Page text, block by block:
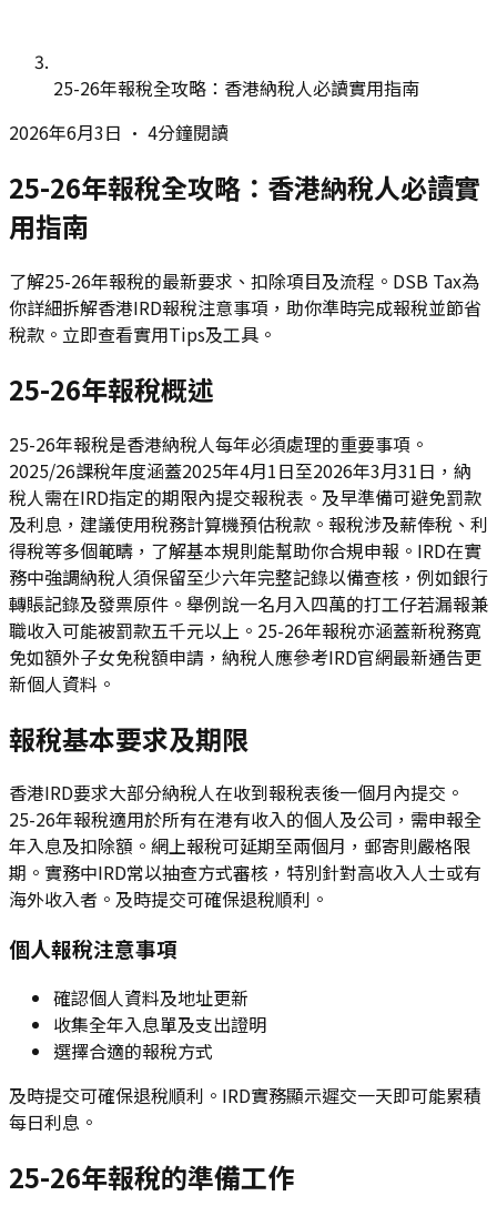
25-26年報稅全攻略：香港納稅人必讀實用指南
2026年6月3日 • 4分鐘閱讀
25-26年報稅全攻略：香港納稅人必讀實
用指南
了解25-26年報稅的最新要求、扣除項目及流程。DSB Tax為
你詳細拆解香港IRD報稅注意事項，助你準時完成報稅並節省
稅款。立即查看實用Tips及工具。
25-26年報稅概述
25-26年報稅是香港納稅人每年必須處理的重要事項。
2025/26課稅年度涵蓋2025年4月1日至2026年3月31日，納
稅人需在IRD指定的期限內提交報稅表。及早準備可避免罰款
及利息，建議使用稅務計算機預估稅款。報稅涉及薪俸稅、利
得稅等多個範疇，了解基本規則能幫助你合規申報。IRD在實
務中強調納稅人須保留至少六年完整記錄以備查核，例如銀行
轉賬記錄及發票原件。舉例說一名月入四萬的打工仔若漏報兼
職收入可能被罰款五千元以上。25-26年報稅亦涵蓋新稅務寬
免如額外子女免稅額申請，納稅人應參考IRD官網最新通告更
新個人資料。
報稅基本要求及期限
香港IRD要求大部分納稅人在收到報稅表後一個月內提交。
25-26年報稅適用於所有在港有收入的個人及公司，需申報全
年入息及扣除額。網上報稅可延期至兩個月，郵寄則嚴格限
期。實務中IRD常以抽查方式審核，特別針對高收入人士或有
海外收入者。及時提交可確保退稅順利。
個人報稅注意事項
確認個人資料及地址更新
收集全年入息單及支出證明
選擇合適的報稅方式
及時提交可確保退稅順利。IRD實務顯示遲交一天即可能累積
每日利息。
25-26年報稅的準備工作